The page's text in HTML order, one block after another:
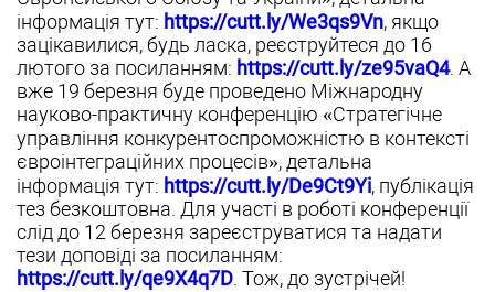
інформація тут: https://cutt.ly/We3qs9Vn, якщо
зацікавилися, будь ласка, реєструйтеся до 16
лютого за посиланням: https://cutt.ly/ze95vaQ4. А
вже 19 березня буде проведено Міжнародну
науково-практичну конференцію «Стратегічне
управління конкурентоспроможністю в контексті
євроінтеграційних процесів», детальна
інформація тут: https://cutt.ly/De9Ct9Yi, публікація
тез безкоштовна. Для участі в роботі конференції
слід до 12 березня зареєструватися та надати
тези доповіді за посиланням:
https://cutt.ly/qe9X4q7D. Тож, до зустрічей!